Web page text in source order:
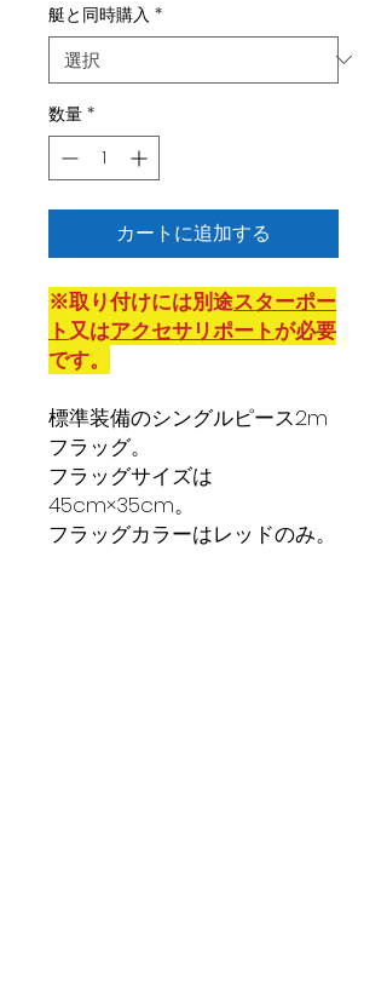
艇と同時購入 *
数量 *
カートに追加する
※取り付けには別途スターポー
ト又はアクセサリポートが必要
です。
標準装備のシングルピース2m
フラッグ。
フラッグサイズは
45cm×35cm。
フラッグカラーはレッドのみ。